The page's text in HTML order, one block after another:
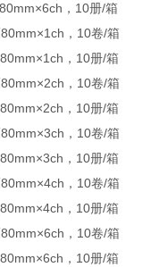
，10册/箱
，10卷/箱
，10册/箱
，10卷/箱
，10册/箱
，10卷/箱
，10册/箱
，10卷/箱
，10册/箱
，10卷/箱
，10册/箱